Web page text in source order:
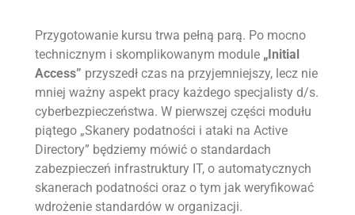
Przygotowanie kursu trwa pełną parą. Po mocno
technicznym i skomplikowanym module „Initial
Access” przyszedł czas na przyjemniejszy, lecz nie
mniej ważny aspekt pracy każdego specjalisty d/s.
cyberbezpieczeństwa. W pierwszej części modułu
piątego „Skanery podatności i ataki na Active
Directory” będziemy mówić o standardach
zabezpieczeń infrastruktury IT, o automatycznych
skanerach podatności oraz o tym jak weryfikować
wdrożenie standardów w organizacji.